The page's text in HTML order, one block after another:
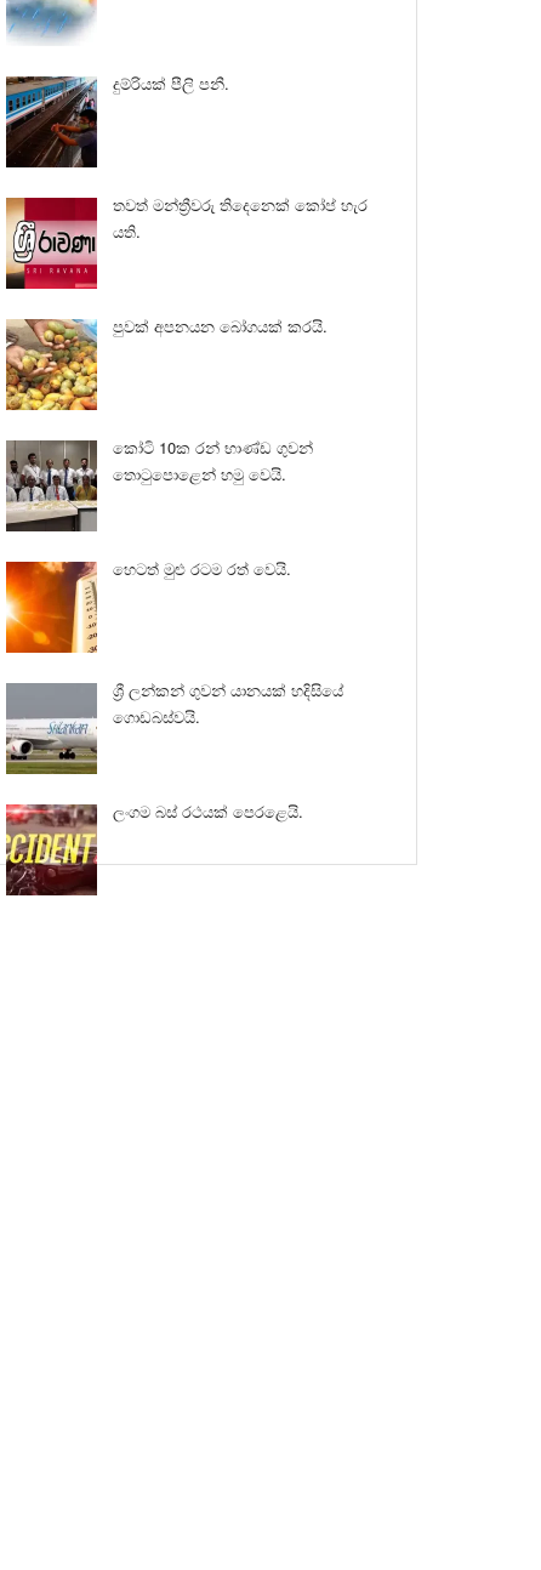
දුම්රියක් පීලි පනී.
තවත් මන්ත්‍රීවරු තිදෙනෙක් කෝප් හැර
යති.
පුවක් අපනයන බෝගයක් කරයි.
කෝටි 10ක රන් භාණ්ඩ ගුවන්
තොටුපොළෙන් හමු වෙයි.
හෙටත් මුළු රටම රත් වෙයි.
ශ්‍රී ලන්කන් ගුවන් යානයක් හදිසියේ
ගොඩබස්වයි.
ලංගම බස් රථයක් පෙරළෙයි.